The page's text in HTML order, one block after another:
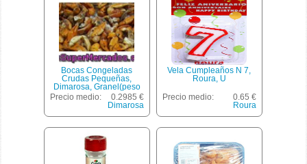
Bocas Congeladas
Crudas Pequeñas,
Dimarosa, Granel(peso
Aproximado De La Unidad
30 Gr)
Precio medio:
0.2985 €
Dimarosa
Vela Cumpleaños N 7,
Roura, U
Precio medio:
0.65 €
Roura